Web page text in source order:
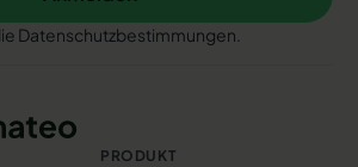
Datenschutzbestimmungen.
PRODUKT